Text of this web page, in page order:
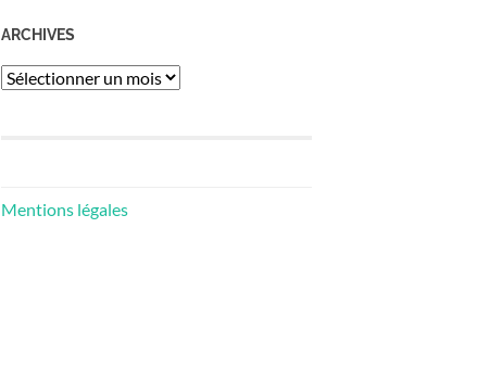
ARCHIVES
Archives
Mentions légales